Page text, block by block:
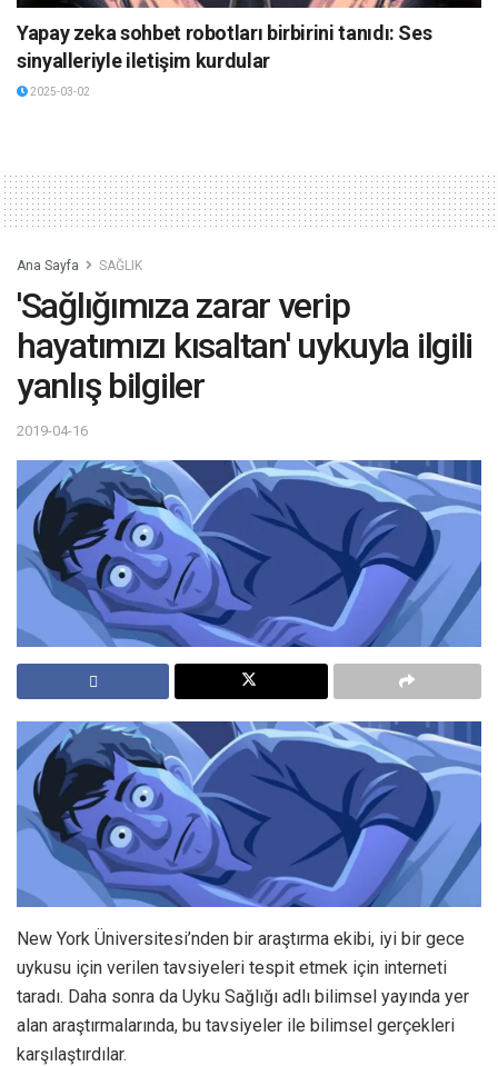
Yapay zeka sohbet robotları birbirini tanıdı: Ses
sinyalleriyle iletişim kurdular
2025-03-02
Ana Sayfa SAĞLIK
'Sağlığımıza zarar verip
hayatımızı kısaltan' uykuyla ilgili
yanlış bilgiler
2019-04-16
New York Üniversitesi’nden bir araştırma ekibi, iyi bir gece
uykusu için verilen tavsiyeleri tespit etmek için interneti
taradı. Daha sonra da Uyku Sağlığı adlı bilimsel yayında yer
alan araştırmalarında, bu tavsiyeler ile bilimsel gerçekleri
karşılaştırdılar.